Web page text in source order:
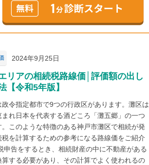
2024年9月25日
リアの相続税路線価│評価額の出し
【令和5年版】
令指定都市で9つの行政区があります。灘区は
れ日本を代表する酒どころ「灘五郷」の一つ
このような特徴のある神戸市灘区で相続が発
を計算するための参考になる路線価をご紹介
申告をするとき、相続財産の中に不動産がある
する必要があり、その計算でよく使われるの